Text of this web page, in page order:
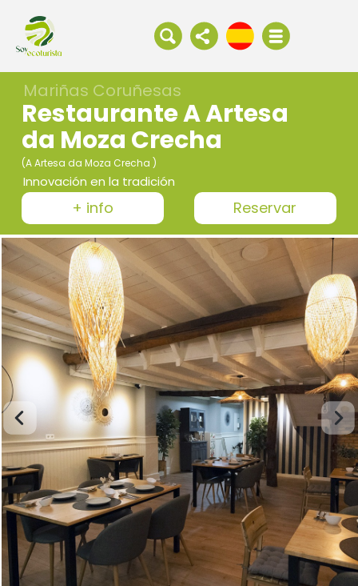
Mariñas Coruñesas
Restaurante A Artesa
da Moza Crecha
(A Artesa da Moza Crecha )
Innovación en la tradición
+ info Reservar